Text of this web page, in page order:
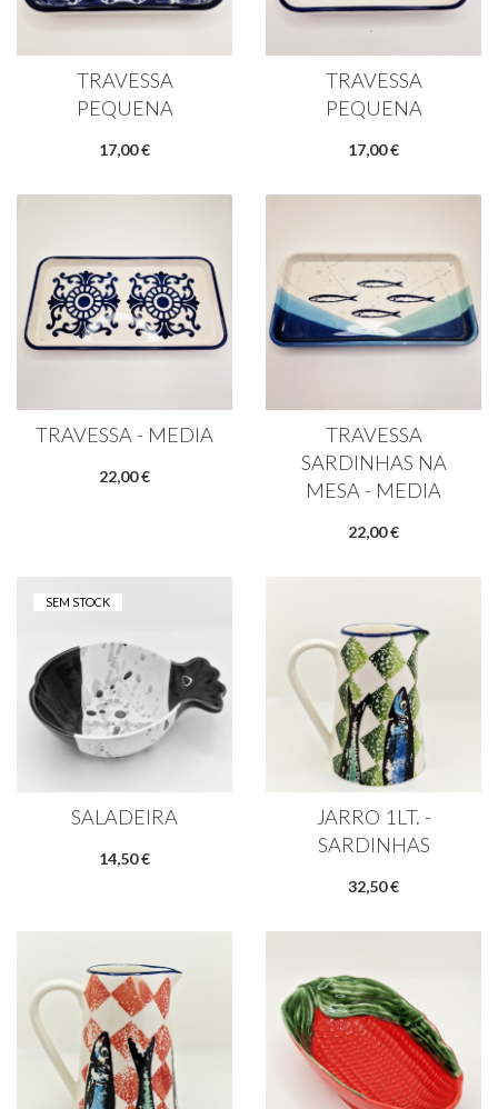
TRAVESSA
PEQUENA
17,00 €
TRAVESSA
PEQUENA
17,00 €
TRAVESSA - MEDIA
22,00 €
TRAVESSA
SARDINHAS NA
MESA - MEDIA
22,00 €
SEM STOCK
SALADEIRA
14,50 €
JARRO 1LT. -
SARDINHAS
32,50 €